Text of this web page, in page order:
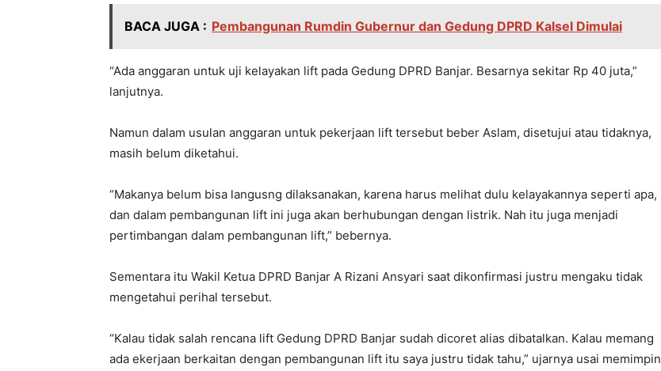
BACA JUGA : Pembangunan Rumdin Gubernur dan Gedung DPRD Kalsel Dimulai
“Ada anggaran untuk uji kelayakan lift pada Gedung DPRD Banjar. Besarnya sekitar Rp 40 juta,”
lanjutnya.
Namun dalam usulan anggaran untuk pekerjaan lift tersebut beber Aslam, disetujui atau tidaknya,
masih belum diketahui.
“Makanya belum bisa langusng dilaksanakan, karena harus melihat dulu kelayakannya seperti apa,
dan dalam pembangunan lift ini juga akan berhubungan dengan listrik. Nah itu juga menjadi
pertimbangan dalam pembangunan lift,” bebernya.
Sementara itu Wakil Ketua DPRD Banjar A Rizani Ansyari saat dikonfirmasi justru mengaku tidak
mengetahui perihal tersebut.
“Kalau tidak salah rencana lift Gedung DPRD Banjar sudah dicoret alias dibatalkan. Kalau memang
ada ekerjaan berkaitan dengan pembangunan lift itu saya justru tidak tahu,” ujarnya usai memimpin